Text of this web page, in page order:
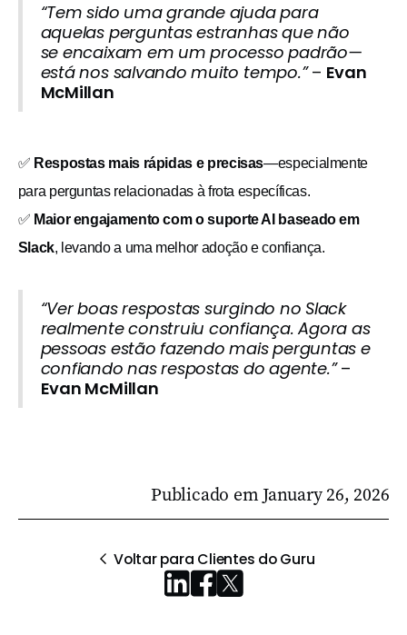
“Tem sido uma grande ajuda para
aquelas perguntas estranhas que não
se encaixam em um processo padrão—
está nos salvando muito tempo.”– Evan
McMillan
✅ Respostas mais rápidas e precisas—especialmente
para perguntas relacionadas à frota específicas.
✅ Maior engajamento com o suporte AI baseado em
Slack, levando a uma melhor adoção e confiança.
“Ver boas respostas surgindo no Slack
realmente construiu confiança. Agora as
pessoas estão fazendo mais perguntas e
confiando nas respostas do agente.”–
Evan McMillan
Publicado em January 26, 2026
Voltar para Clientes do Guru